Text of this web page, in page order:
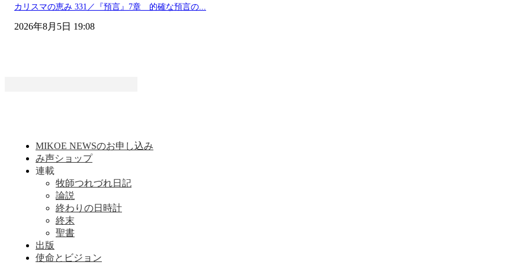
カリスマの恵み 331／『預言』7章 的確な預言の...
2026年8月5日 19:08
MIKOE NEWSのお申し込み
み声ショップ
連載
牧師つれづれ日記
論説
終わりの日時計
終末
聖書
出版
使命とビジョン